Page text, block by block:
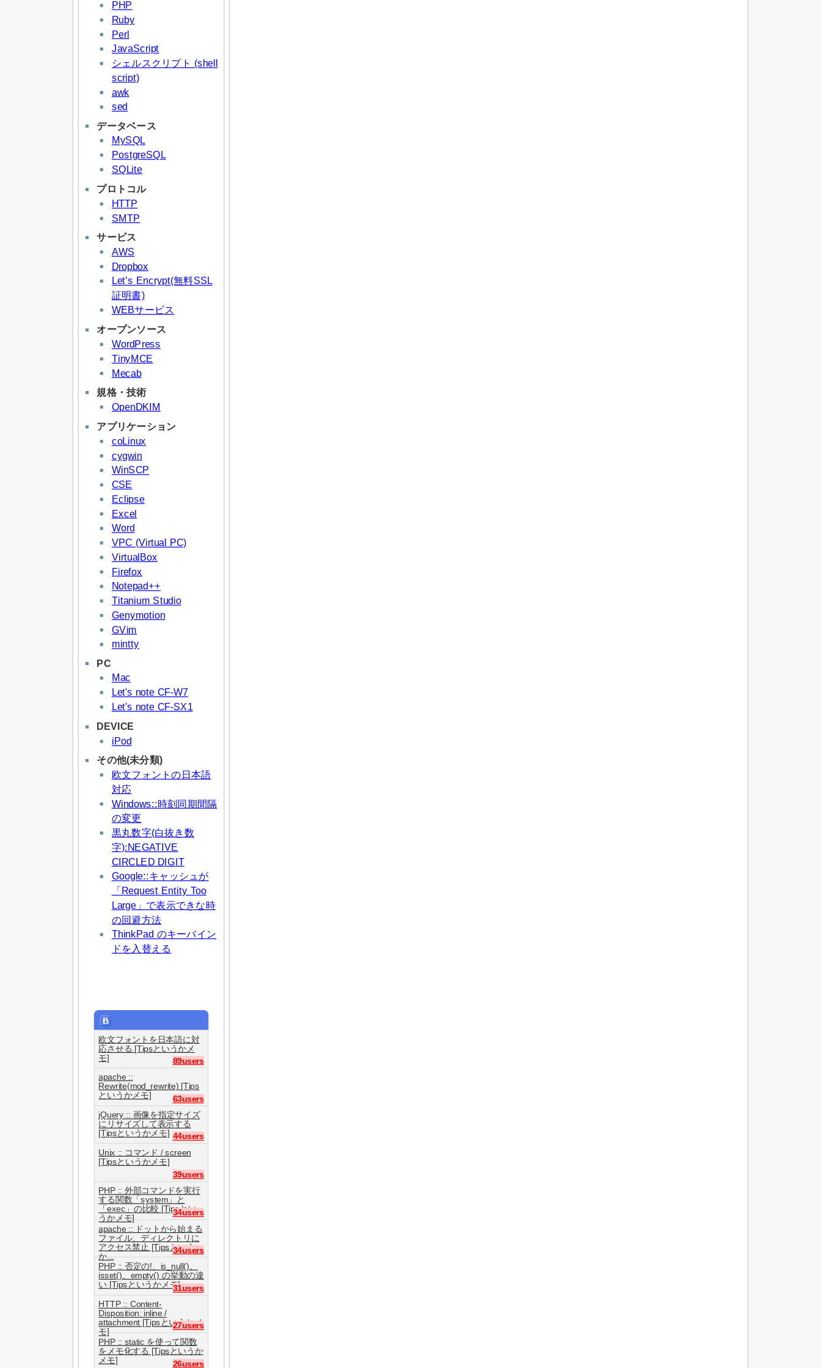
PHP
Ruby
Perl
JavaScript
シェルスクリプト (shell
script)
awk
sed
データベース
MySQL
PostgreSQL
SQLite
プロトコル
HTTP
SMTP
サービス
AWS
Dropbox
Let’s Encrypt(無料SSL
証明書)
WEBサービス
オープンソース
WordPress
TinyMCE
Mecab
規格・技術
OpenDKIM
アプリケーション
coLinux
cygwin
WinSCP
CSE
Eclipse
Excel
Word
VPC (Virtual PC)
VirtualBox
Firefox
Notepad++
Titanium Studio
Genymotion
GVim
mintty
PC
Mac
Let's note CF-W7
Let's note CF-SX1
DEVICE
iPod
その他(未分類)
欧文フォントの日本語
対応
Windows::時刻同期間隔
の変更
黒丸数字(白抜き数
字):NEGATIVE
CIRCLED DIGIT
Google::キャッシュが
「Request Entity Too
Large」で表示できな時
の回避方法
ThinkPad のキーバイン
ドを入替える
欧文フォントを日本語に対
応させる [Tipsというかメ
モ]
89users
apache ::
Rewrite(mod_rewrite) [Tips
というかメモ]
63users
jQuery :: 画像を指定サイズ
にリサイズして表示する
[Tipsというかメモ] 44users
Unix :: コマンド / screen
[Tipsというかメモ]
39users
PHP :: 外部コマンドを実行
する関数「system」と
「exec」の比較 [Tipsとい
うかメモ]
34users
apache :: ドットから始まる
ファイル、ディレクトリに
アクセス禁止 [Tipsという
か...
34users
PHP :: 否定の!、is_null()、
isset()、empty() の挙動の違
い [Tipsというかメモ]31users
HTTP :: Content-
Disposition: inline /
attachment [Tipsというかメ
モ]
27users
PHP :: static を使って関数
をメモ化する [Tipsというか
メモ]
26users